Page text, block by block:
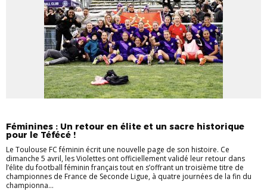
Féminines : Un retour en élite et un sacre historique
pour le Téfécé !
Le Toulouse FC féminin écrit une nouvelle page de son histoire. Ce
dimanche 5 avril, les Violettes ont officiellement validé leur retour dans
l’élite du football féminin français tout en s’offrant un troisième titre de
championnes de France de Seconde Ligue, à quatre journées de la fin du
championna...